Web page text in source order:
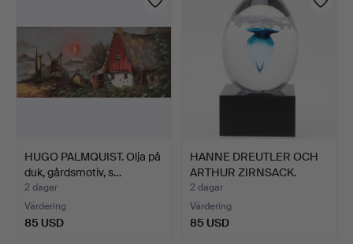
HUGO PALMQUIST. Olja på
duk, gårdsmotiv, s…
2 dagar
Värdering
85 USD
HANNE DREUTLER OCH
ARTHUR ZIRNSACK.
Skulpt…
2 dagar
Värdering
85 USD